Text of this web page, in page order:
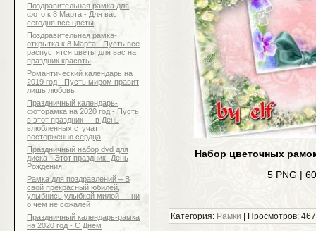
Поздравительная рамка для
фото к 8 Марта - Для вас
сегодня все цветы
Поздравительная рамка-
открытка к 8 Марта - Пусть все
распустятся цветы для вас на
праздник красоты
Романтический календарь на
2019 год - Пусть миром правит
лишь любовь
Праздничный календарь-
фоторамка на 2020 год - Пусть
в этот праздник — в День
влюбленных стучат
восторженно сердца
Праздничный набор dvd для
диска - Этот праздник- День
Рождения
Рамка для поздравлений – В
свой прекрасный юбилей,
улыбнись улыбкой милой — ни
о чем не сожалей
Праздничный календарь-рамка
на 2020 год - С Днем
Набор цветочных
5 PNG |
Категория: Рамки | Просмотров: